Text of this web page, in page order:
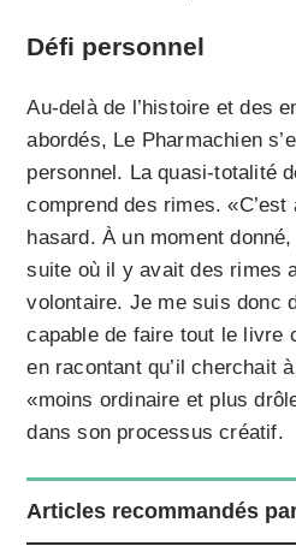
Défi personnel
Au-delà de l’histoire et des
abordés, Le Pharmachien
personnel. La quasi-totalité
comprend des rimes.
hasard. À un moment
suite où il y avait des rimes
volontaire. Je me suis donc
capable de faire tout le livre
en racontant qu’il cherchait
«moins ordinaire et plus
dans son processus créatif.
Articles recommandés